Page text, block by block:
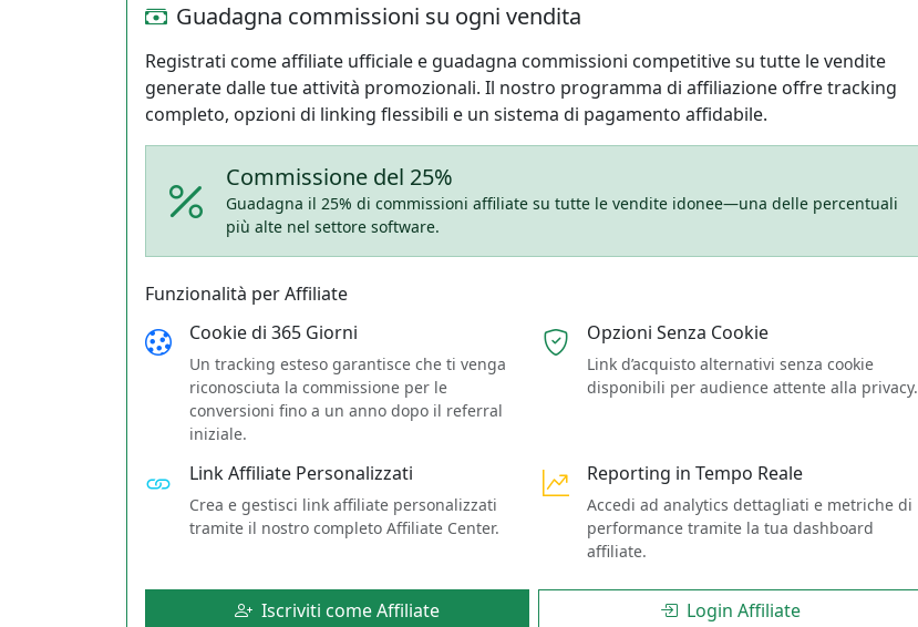
Guadagna commissioni su ogni vendita
Registrati come affiliate ufficiale e guadagna commissioni competitive su tutte le vendite
generate dalle tue attività promozionali. Il nostro programma di affiliazione offre tracking
completo, opzioni di linking flessibili e un sistema di pagamento affidabile.
Commissione del 25%
Guadagna il 25% di commissioni affiliate su tutte le vendite idonee—una delle percentuali
più alte nel settore software.
Funzionalità per Affiliate
Cookie di 365 Giorni
Un tracking esteso garantisce che ti venga
riconosciuta la commissione per le
conversioni fino a un anno dopo il referral
iniziale.
Opzioni Senza Cookie
Link d’acquisto alternativi senza cookie
disponibili per audience attente alla privacy.
Link Affiliate Personalizzati
Crea e gestisci link affiliate personalizzati
tramite il nostro completo Affiliate Center.
Reporting in Tempo Reale
Accedi ad analytics dettagliati e metriche di
performance tramite la tua dashboard
affiliate.
Iscriviti come Affiliate Login Affiliate